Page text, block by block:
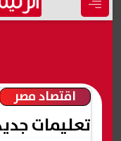
اقتصاد مصر
تعليمات